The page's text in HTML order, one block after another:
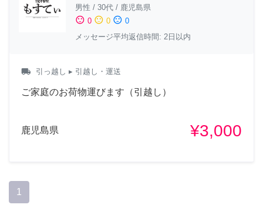
男性 / 30代 / 鹿児島県
sentiment_satisfied 0 sentiment_neutral 0 sentiment_dissatisfied 0
メッセージ平均返信時間: 2日以内
local_shipping 引っ越し ▸ 引越し・運送
ご家庭のお荷物運びます（引越し）
鹿児島県 ¥3,000
1